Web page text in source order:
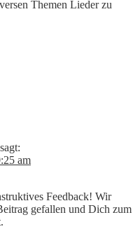
Themen Lieder zu
sagt:
am
Feedback! Wir
gefallen und Dich zum